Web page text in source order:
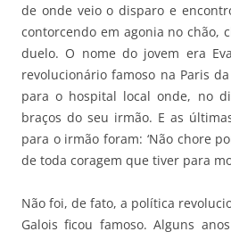
de onde veio o disparo e
contorcendo em agonia no chão,
duelo. O nome do jovem era
revolucionário famoso na Paris
para o hospital local onde, no
braços do seu irmão. E as
para o irmão foram: ‘Não chore
de toda coragem que tiver para
Não foi, de fato, a política
Galois ficou famoso. Alguns